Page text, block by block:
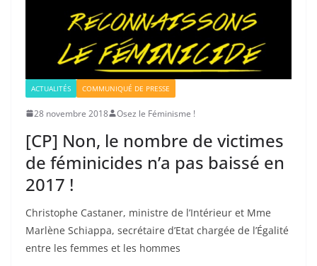
ACTUALITÉS COMMUNIQUÉ DE PRESSE
28 novembre 2018 Osez le Féminisme !
[CP] Non, le nombre de victimes
de féminicides n’a pas baissé en
2017 !
Christophe Castaner, ministre de l’Intérieur et Mme
Marlène Schiappa, secrétaire d’Etat chargée de l’Égalité
entre les femmes et les hommes